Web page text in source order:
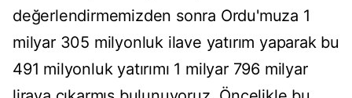
değerlendirmemizden sonra Ordu'muza 1
milyar 305 milyonluk ilave yatırım yaparak bu
491 milyonluk yatırımı 1 milyar 796 milyar